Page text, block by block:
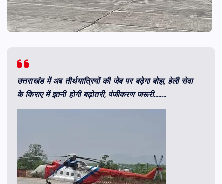
उत्तराखंड में अब तीर्थयात्रियों की जेब पर बढ़ेगा बोझ, हेली सेवा
के किराए में इतनी होगी बढ़ोतरी, पंजीकरण जरूरी……..